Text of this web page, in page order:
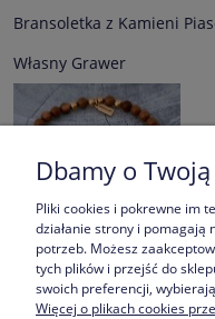
Bransoletka z Kamieni
Własny Grawer
Dbamy o
Pliki cookies i pokrewne im
działanie strony i pomagają
potrzeb. Możesz
tych plików i przejść do
swoich preferencji,
Więcej o plikach cookies